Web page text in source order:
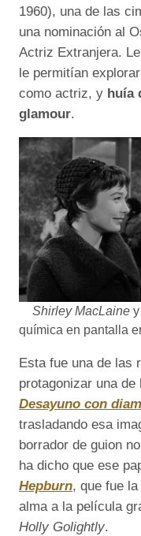
1960), una de las
una nominación al
Actriz Extranjera.
le permitían
como actriz, y huía
glamour.
Shirley MacLainey
química en pantalla
Esta fue una de las
protagonizar una
Desayuno con
trasladando esa
borrador de guion
ha dicho que ese
Hepburn, que fue
alma a la película
Holly Golightly.